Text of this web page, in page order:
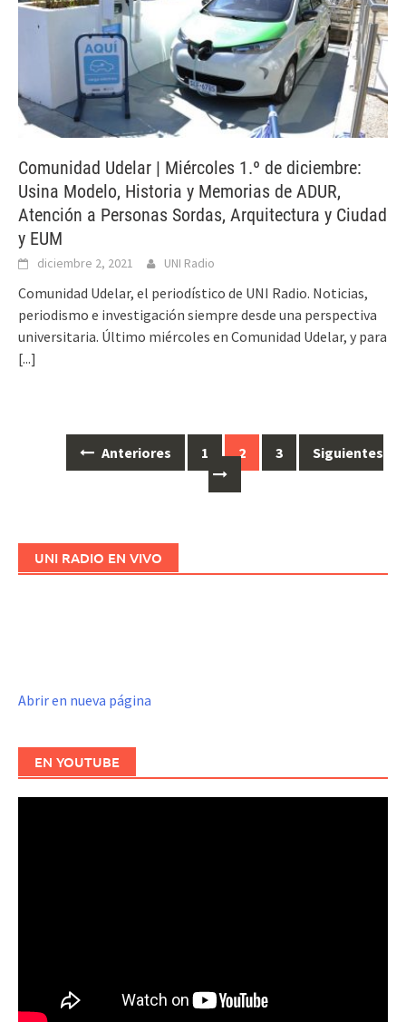
Comunidad Udelar | Miércoles 1.º de diciembre:
Usina Modelo, Historia y Memorias de ADUR,
Atención a Personas Sordas, Arquitectura y Ciudad
y EUM
diciembre 2, 2021 UNI Radio
Comunidad Udelar, el periodístico de UNI Radio. Noticias,
periodismo e investigación siempre desde una perspectiva
universitaria. Último miércoles en Comunidad Udelar, y para
[...]
Anteriores 1 2 3 Siguientes
UNI RADIO EN VIVO
Abrir en nueva página
EN YOUTUBE